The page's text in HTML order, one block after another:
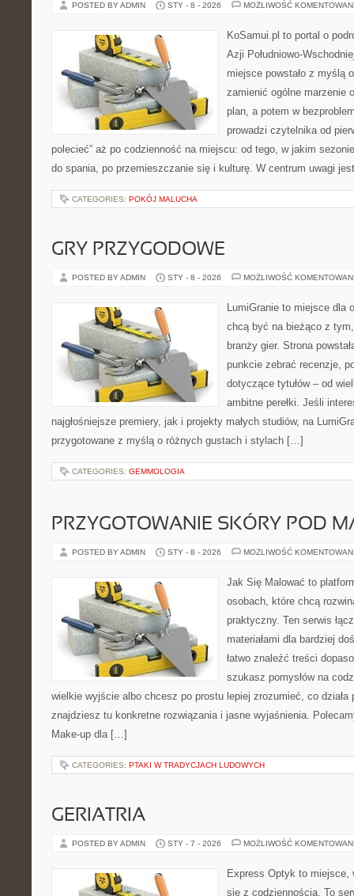
POSTED BY ADMIN STY - 8 - 2026 MOŻLIWOŚĆ
KoSamui.pl to portal o
Azji Południowo-
miejsce powstało z myślą
zamienić ogólne marzenie
plan, a potem w
prowadzi czytelnika od
polecieć” aż po codzienność na miejscu: od tego, w jakim
do spania, po przemieszczanie się i kulturę. W centrum uwagi
CATEGORIES: POKÓJ MALUCHA
GRY PRZYGODOWE
POSTED BY ADMIN STY - 8 - 2026 MOŻLIWOŚĆ
LumiGranie to miejsce dla
chcą być na bieżąco z
branży gier. Strona
punkcie zebrać recenzje,
dotyczące tytułów – od
ambitne perełki. Jeśli
najgłośniejsze premiery, jak i projekty małych studiów, na
przygotowane z myślą o różnych gustach i stylach […]
CATEGORIES: GEMMOLOGIA
PRZYGOTOWANIE SKÓRY POD
POSTED BY ADMIN STY - 8 - 2026 MOŻLIWOŚĆ
Jak Się Malować to
osobach, które chcą
praktyczny. Ten serwis
materiałami dla bardziej
łatwo znaleźć treści
szukasz pomysłów na
wielkie wyjście albo chcesz po prostu lepiej zrozumieć, co działa
znajdziesz tu konkretne rozwiązania i jasne wyjaśnienia.
Make-up dla […]
CATEGORIES: PTAKI W TRADYCJACH LUDOWYCH
GERIATRIA
POSTED BY ADMIN STY - 7 - 2026 MOŻLIWOŚĆ
Express Optyk to
się z codziennością. To